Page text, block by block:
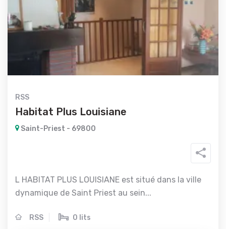
RSS
Habitat Plus Louisiane
Saint-Priest - 69800
L HABITAT PLUS LOUISIANE est situé dans la ville
dynamique de Saint Priest au sein...
RSS 0 lits